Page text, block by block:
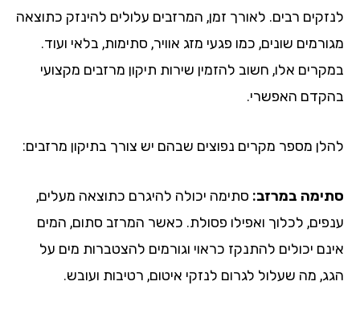
רבים. לאורך זמן, המרזבים עלולים להינזק כתוצאה
שונים, כמו פגעי מזג אוויר, סתימות, בלאי ועוד.
אלו, חשוב להזמין שירות תיקון מרזבים מקצועי
האפשרי.
מספר מקרים נפוצים שבהם יש צורך בתיקון מרזבים:
במרזב:סתימה יכולה להיגרם כתוצאה מעלים,
לכלוך ואפילו פסולת. כאשר המרזב סתום, המים
יכולים להתנקז כראוי וגורמים להצטברות מים על
מה שעלול לגרום לנזקי איטום, רטיבות ועובש.